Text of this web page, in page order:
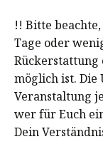
!! Bitte
Tage oder
Rückerstattung
möglich ist. Die
Veranstaltung
wer für Euch
Dein